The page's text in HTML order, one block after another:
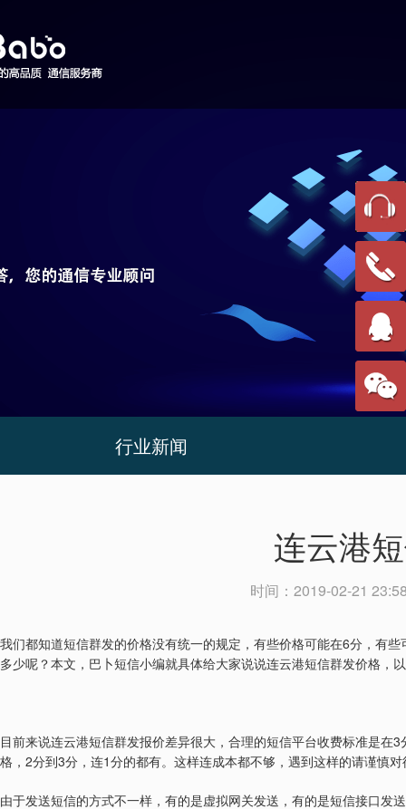
行业新闻
连云港
时间： 2019-02-21
我们都知道短信群发的价格没有统一的规定，有些价格可能在6分，有些
多少呢？本文，巴卜短信小编就具体给大家说说连云港短信群发价格，
目前来说连云港短信群发报价差异很大，合理的短信平台收费标准是在3
格， 2分到 3分，连1 分的都有。这样连成本都不够，遇到这样的请谨慎对
由于发送短信的方式不一样，有的是虚拟网关发送，有的是短信接口发